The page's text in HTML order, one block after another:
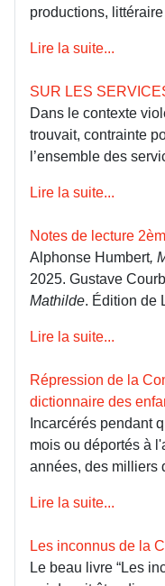
productions,
Lire la suite...
SUR LES
Dans le contexte
trouvait, contrainte
l’ensemble des
Lire la suite...
Notes de lecture
Alphonse Humbert,
2025. Gustave
Mathilde. Édition de
Lire la suite...
Répression de la
dictionnaire des
Incarcérés pendant
mois ou déportés à
années, des milliers
Lire la suite...
Les inconnus de la
Le beau livre “Les